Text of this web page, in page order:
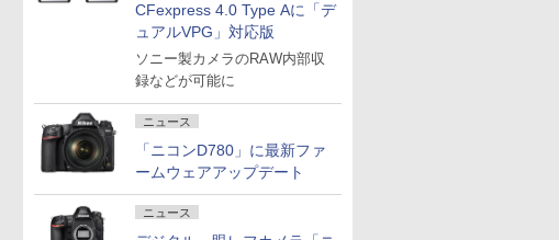
CFexpress 4.0 Type Aに「デ
ュアルVPG」対応版
ソニー製カメラのRAW内部収
録などが可能に
ニュース
「ニコンD780」に最新ファ
ームウェアアップデート
ニュース